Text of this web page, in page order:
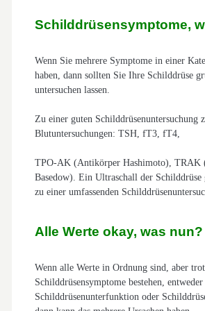
Schilddrüsensymptome,
Wenn Sie mehrere Symptome in einer
haben, dann sollten Sie Ihre Schilddrüse
untersuchen lassen.
Zu einer guten Schilddrüsenuntersuchung
Blutuntersuchungen: TSH, fT3, fT4,
TPO-AK (Antikörper Hashimoto), TRAK
Basedow). Ein Ultraschall der Schilddrüse
zu einer umfassenden
Alle Werte okay, was nun?
Wenn alle Werte in Ordnung sind, aber
Schilddrüsensymptome bestehen,
Schilddrüsenunterfunktion oder